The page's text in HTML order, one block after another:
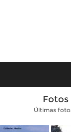
Fotos
Últimas